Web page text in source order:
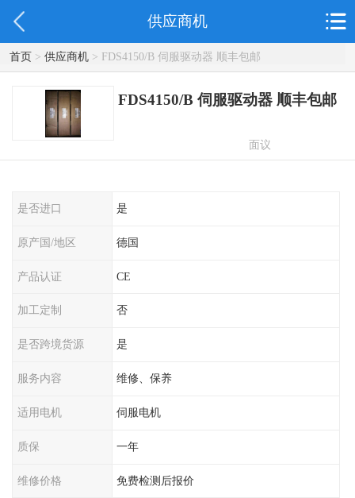
供应商机
首页> 供应商机> FDS4150/B 伺服驱动器 顺丰包邮
FDS4150/B 伺服驱动器 顺丰包邮
面议
是否进口 是
原产国/地区 德国
产品认证 CE
加工定制 否
是否跨境货源 是
服务内容 维修、保养
适用电机 伺服电机
质保 一年
维修价格 免费检测后报价